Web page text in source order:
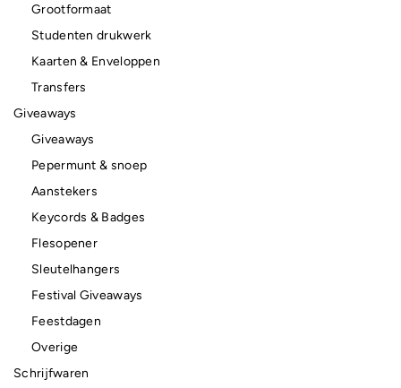
Grootformaat
Studenten drukwerk
Kaarten & Enveloppen
Transfers
Giveaways
Giveaways
Pepermunt & snoep
Aanstekers
Keycords & Badges
Flesopener
Sleutelhangers
Festival Giveaways
Feestdagen
Overige
Schrijfwaren